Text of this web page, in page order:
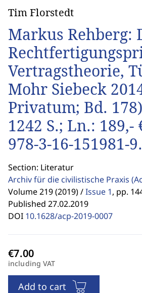
Tim Florstedt
Markus Rehberg:
Vertragstheorie,
Mohr Siebeck
Privatum; Bd.
1242 S.; Ln.: 189,-
978-3-16-151981-9.
Section: Literatur
Archiv für die civilistische Praxis
Volume 219 (2019) /Issue 1, pp.
Published 27.02.2019
DOI 10.1628/acp-2019-0007
including VAT
Add to cart